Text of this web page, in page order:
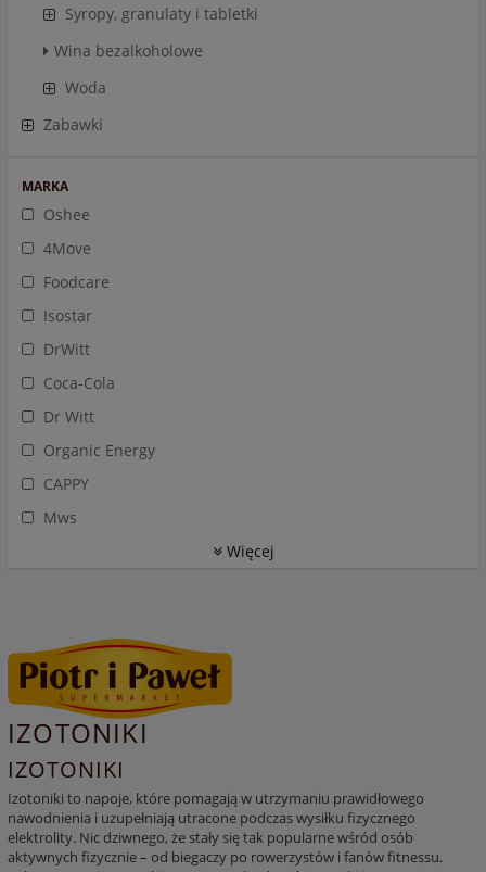
Syropy, granulaty i tabletki
Wina bezalkoholowe
Woda
Zabawki
MARKA
Oshee
4Move
Foodcare
Isostar
DrWitt
Coca-Cola
Dr Witt
Organic Energy
CAPPY
Mws
Więcej
IZOTONIKI
IZOTONIKI
Izotoniki to napoje, które pomagają w utrzymaniu prawidłowego
nawodnienia i uzupełniają utracone podczas wysiłku fizycznego
elektrolity. Nic dziwnego, że stały się tak popularne wśród osób
aktywnych fizycznie – od biegaczy po rowerzystów i fanów fitnessu.